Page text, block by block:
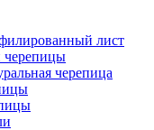
лист
черепицы
черепица